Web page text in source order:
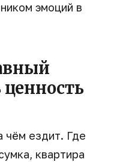
эмоций в
ценность
чём ездит. Где
квартира